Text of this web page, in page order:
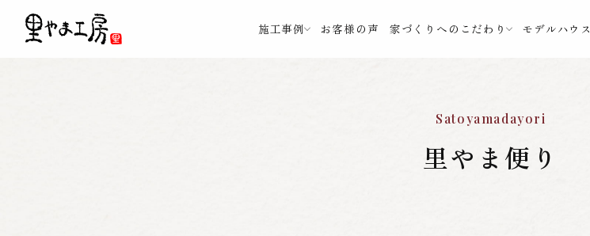
施工事例 お客様の声 家づくりへのこだわり モデルハウス
Satoyamadayori
里やま便り